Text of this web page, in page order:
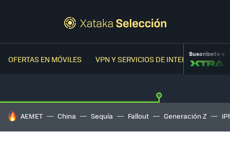
OFERTAS EN MÓVILES VPN Y SERVICIOS DE INTERNETSuscríbete a
HOY SE HABLA DE
AEMET China Sequía Fallout Generación Z